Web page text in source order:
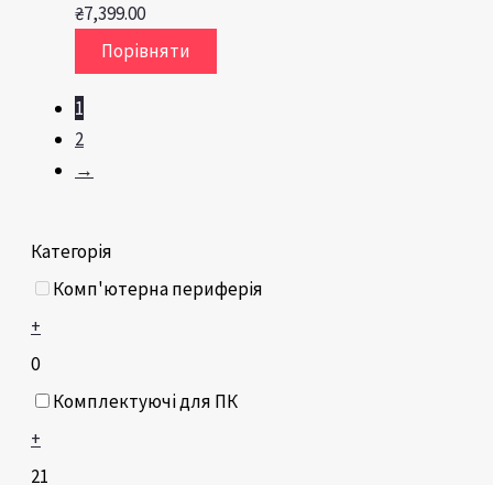
Категорія
Комп'ютерна периферія
+
0
Комплектуючі для ПК
+
21
₴7,399.00
Порівняти
1
2
→